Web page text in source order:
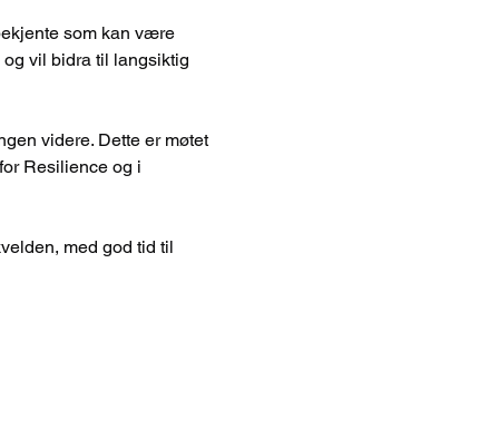
som kan være
vil bidra til langsiktig
videre. Dette er møtet
Resilience og i
med god tid til